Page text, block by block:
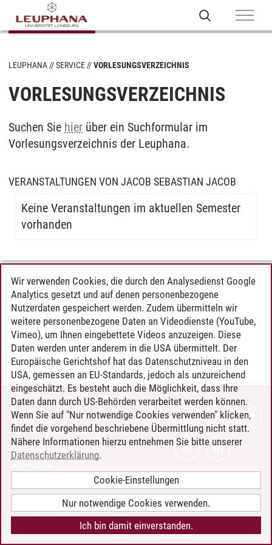
LEUPHANA SERVICE VORLESUNGSVERZEICHNIS
VORLESUNGSVERZEICHNIS
Suchen Sie hier über ein Suchformular im
Vorlesungsverzeichnis der Leuphana.
VERANSTALTUNGEN VON JACOB SEBASTIAN JACOB
Keine Veranstaltungen im aktuellen Semester
vorhanden
Timo Leder/30.06.2024
KONTAKT
LEUPHANA ALS ARBEITGEBER
INTRANET
BARRIEREFREIHEIT
COOKIE-EINSTELLUNGEN
Wir verwenden Cookies, die durch den Analysedienst Google
Analytics gesetzt und auf denen personenbezogene
Nutzerdaten gespeichert werden. Zudem übermitteln wir
weitere personenbezogene Daten an Videodienste (YouTube,
Vimeo), um Ihnen eingebettete Videos anzuzeigen. Diese
Daten werden unter anderem in die USA übermittelt. Der
Europäische Gerichtshof hat das Datenschutzniveau in den
USA, gemessen an EU-Standards, jedoch als unzureichend
eingeschätzt. Es besteht auch die Möglichkeit, dass Ihre
Daten dann durch US-Behörden verarbeitet werden können.
Wenn Sie auf "Nur notwendige Cookies verwenden" klicken,
findet die vorgehend beschriebene Übermittlung nicht statt.
Nähere Informationen hierzu entnehmen Sie bitte unserer
Datenschutzerklärung.
Cookie-Einstellungen
Nur notwendige Cookies verwenden.
Ich bin damit einverstanden.